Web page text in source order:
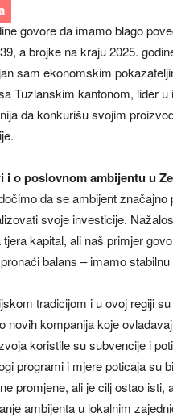
govore da imamo blago
a brojke na kraju 2025.
sam ekonomskim
Tuzlanskim kantonom, lider
da konkurišu svojim
i o poslovnom ambijentu u
da se ambijent
svoje investicije.
kapital, ali naš primjer
balans – imamo
tradicijom i u ovoj regiji
novih kompanija koje
koristile su subvencije i
programi i mjere poticaja su
promjene, ali je cilj ostao
ambijenta u lokalnim